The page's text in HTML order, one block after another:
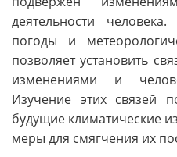
деятельности
погоды и
позволяет установить
изменениями и
Изучение этих связей
будущие климатические
меры для смягчения их